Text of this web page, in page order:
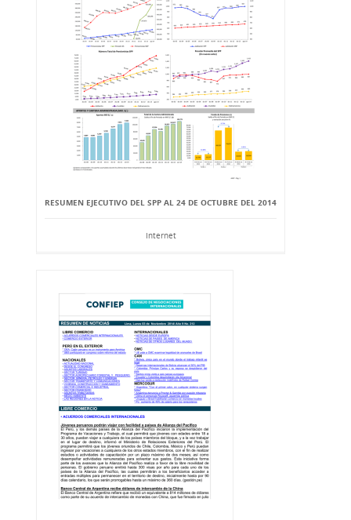
RESUMEN EJECUTIVO DEL SPP AL 24 DE OCTUBRE DEL 2014
Internet